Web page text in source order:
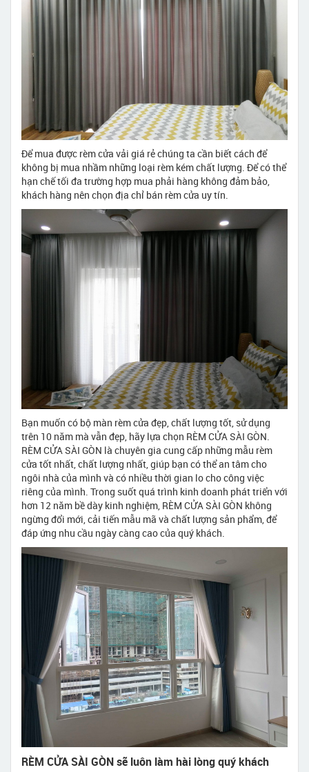
Để mua được rèm cửa vải giá rẻ chúng ta cần biết cách để
không bị mua nhầm những loại rèm kém chất lượng. Để có thể
hạn chế tối đa trường hợp mua phải hàng không đảm bảo,
khách hàng nên chọn địa chỉ bán rèm cửa uy tín.
Bạn muốn có bộ màn rèm cửa đẹp, chất lượng tốt, sử dụng
trên 10 năm mà vẫn đẹp, hãy lựa chọn RÈM CỬA SÀI GÒN.
RÈM CỬA SÀI GÒN là chuyên gia cung cấp những mẫu rèm
cửa tốt nhất, chất lượng nhất, giúp bạn có thể an tâm cho
ngôi nhà của mình và có nhiều thời gian lo cho công việc
riêng của mình. Trong suốt quá trình kinh doanh phát triển với
hơn 12 năm bề dày kinh nghiệm, RÈM CỬA SÀI GÒN không
ngừng đổi mới, cải tiến mẫu mã và chất lượng sản phẩm, để
đáp ứng nhu cầu ngày càng cao của quý khách.
RÈM CỬA SÀI GÒN sẽ luôn làm hài lòng quý khách